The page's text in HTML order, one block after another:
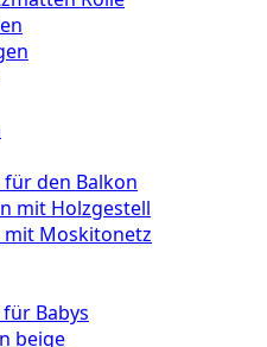
den Balkon
mit Holzgestell
Moskitonetz
Babys
beige